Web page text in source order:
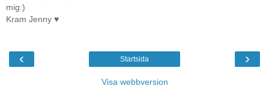
mig:)
Kram Jenny ♥
‹ ›
Startsida
Visa webbversion